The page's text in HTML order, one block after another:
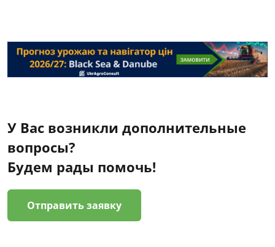
У Вас возникли дополнительные
вопросы?
Будем рады помочь!
Отправить заявку